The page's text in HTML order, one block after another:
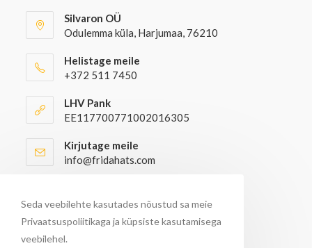
Silvaron OÜ
Odulemma küla, Harjumaa, 76210
Helistage meile
+372 511 7450
LHV Pank
EE117700771002016305
Kirjutage meile
info@fridahats.com
info@fridahats.com
Seda veebilehte kasutades nõustud sa meie
Privaatsuspoliitikaga ja küpsiste kasutamisega
veebilehel.